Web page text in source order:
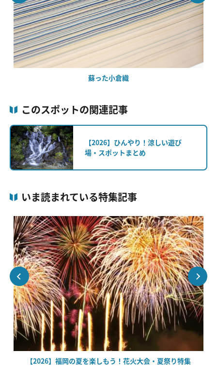
蘇った小倉織
このスポットの関連記事
【2026】ひんやり！涼しい遊び
場・スポットまとめ
いま読まれている特集記事
【2026】福岡の夏を楽しもう！花火大会・夏祭り特集